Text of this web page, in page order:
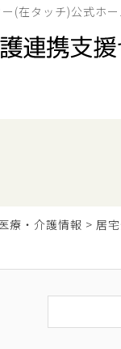
(在タッチ)公式ホ
療・介護情報 > 居